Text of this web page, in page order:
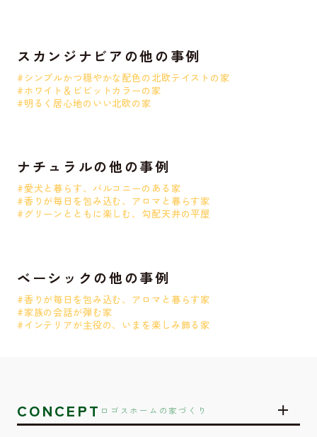
スカンジナビアの他の事例
#シンプルかつ穏やかな配色の北欧テイストの家
#ホワイト＆ビビットカラーの家
#明るく居心地のいい北欧の家
ナチュラルの他の事例
#愛犬と暮らす、バルコニーのある家
#香りが毎日を包み込む、アロマと暮らす家
#グリーンとともに楽しむ、勾配天井の平屋
ベーシックの他の事例
#香りが毎日を包み込む、アロマと暮らす家
#家族の会話が弾む家
#インテリアが主役の、いまを楽しみ飾る家
CONCEPT ロゴスホームの家づくり